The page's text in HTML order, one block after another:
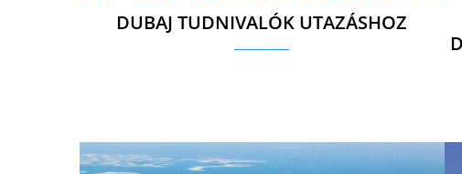
DUBAJ TUDNIVALÓK UTAZÁSHOZ